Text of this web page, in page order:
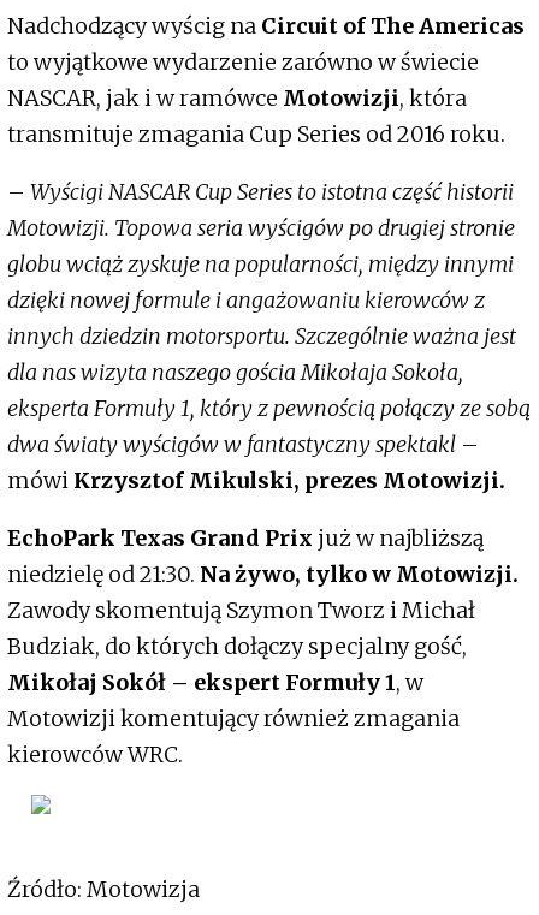
Nadchodzący wyścig na Circuit of The Americas
to wyjątkowe wydarzenie zarówno w świecie
NASCAR, jak i w ramówce Motowizji, która
transmituje zmagania Cup Series od 2016 roku.
– Wyścigi NASCAR Cup Series to istotna część historii
Motowizji. Topowa seria wyścigów po drugiej stronie
globu wciąż zyskuje na popularności, między innymi
dzięki nowej formule i angażowaniu kierowców z
innych dziedzin motorsportu. Szczególnie ważna jest
dla nas wizyta naszego gościa Mikołaja Sokoła,
eksperta Formuły 1, który z pewnością połączy ze sobą
dwa światy wyścigów w fantastyczny spektakl –
mówi Krzysztof Mikulski, prezes Motowizji.
EchoPark Texas Grand Prix już w najbliższą
niedzielę od 21:30. Na żywo, tylko w Motowizji.
Zawody skomentują Szymon Tworz i Michał
Budziak, do których dołączy specjalny gość,
Mikołaj Sokół – ekspert Formuły 1, w
Motowizji komentujący również zmagania
kierowców WRC.
Źródło: Motowizja